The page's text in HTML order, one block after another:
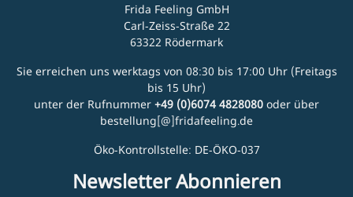
Frida Feeling GmbH
Carl-Zeiss-Straße 22
63322 Rödermark
Sie erreichen uns werktags von 08:30 bis 17:00 Uhr (Freitags
bis 15 Uhr)
unter der Rufnummer +49 (0)6074 4828080 oder über
bestellung[@]fridafeeling.de
Öko-Kontrollstelle: DE-ÖKO-037
Newsletter Abonnieren